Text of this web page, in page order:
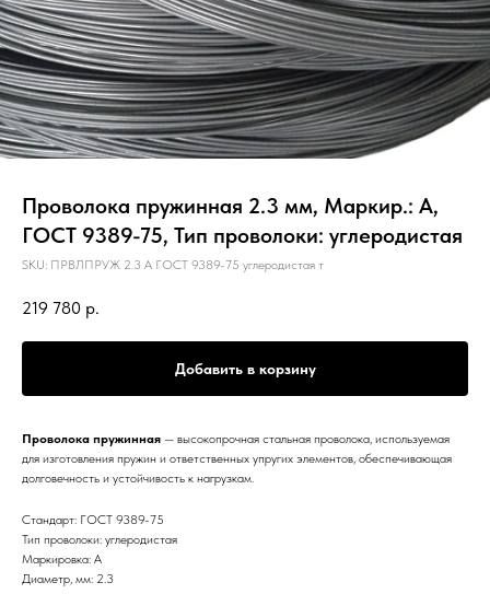
Проволока пружинная 2.3 мм, Маркир.: А,
ГОСТ 9389-75, Тип проволоки: углеродистая
SKU: ПРВЛПРУЖ 2.3 А ГОСТ 9389-75 углеродистая т
219 780 р.
Добавить в корзину
Проволока пружинная — высокопрочная стальная проволока, используемая
для изготовления пружин и ответственных упругих элементов, обеспечивающая
долговечность и устойчивость к нагрузкам.
Стандарт: ГОСТ 9389-75
Тип проволоки: углеродистая
Маркировка: А
Диаметр, мм: 2.3